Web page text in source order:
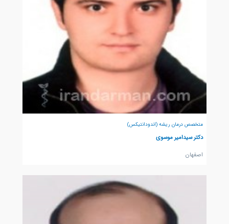
متخصص درمان ریشه (اندودانتیکس)
دکتر سیدامیر موسوی
اصفهان